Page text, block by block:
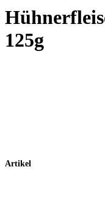
125g
Artikel